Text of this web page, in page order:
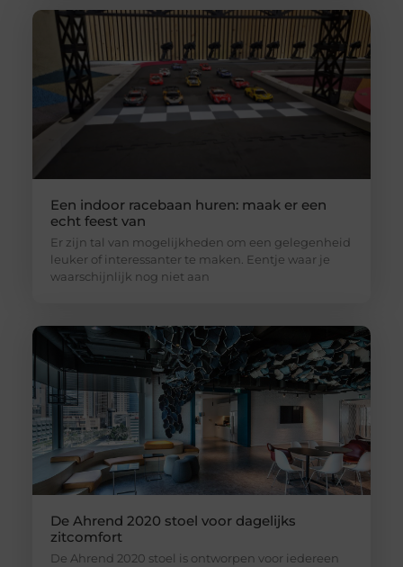
Een indoor racebaan huren: maak er een
echt feest van
Er zijn tal van mogelijkheden om een gelegenheid
leuker of interessanter te maken. Eentje waar je
waarschijnlijk nog niet aan
De Ahrend 2020 stoel voor dagelijks
zitcomfort
De Ahrend 2020 stoel is ontworpen voor iedereen